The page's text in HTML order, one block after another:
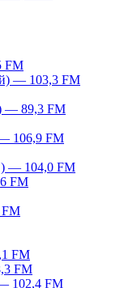
FM
— 103,3 FM
— 89,3 FM
106,9 FM
— 104,0 FM
FM
FM
FM
FM
102,4 FM